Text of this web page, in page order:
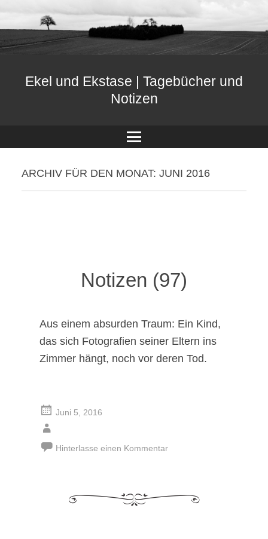
Ekel und Ekstase | Tagebücher und
Notizen
Menü
ARCHIV FÜR DEN MONAT: JUNI 2016
Notizen (97)
Aus einem absurden Traum: Ein Kind,
das sich Fotografien seiner Eltern ins
Zimmer hängt, noch vor deren Tod.
Juni 5, 2016
Hinterlasse einen Kommentar